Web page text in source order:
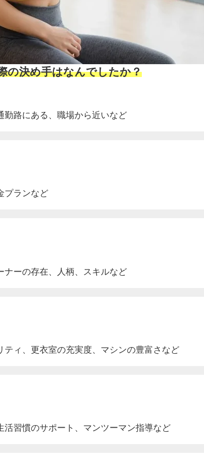
の決め手はなんでしたか？
勤路にある、職場から近いなど
プランなど
ナーの存在、人柄、スキルなど
ティ、更衣室の充実度 、マシンの豊富さなど
活習慣のサポート 、マンツーマン指導など